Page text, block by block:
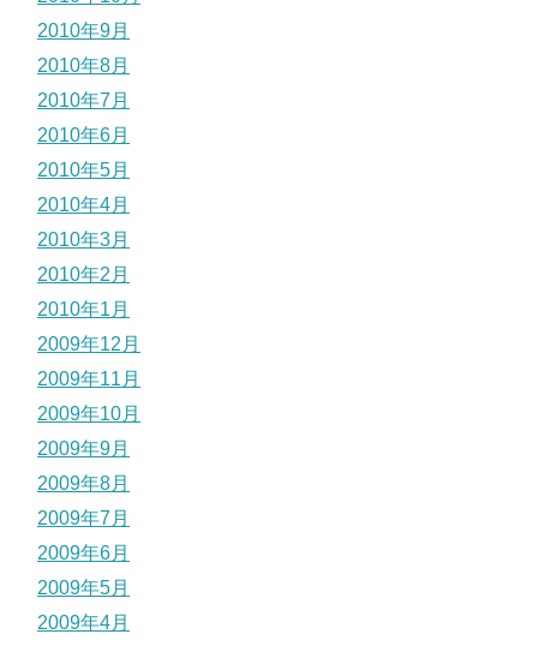
2010年9月
2010年8月
2010年7月
2010年6月
2010年5月
2010年4月
2010年3月
2010年2月
2010年1月
2009年12月
2009年11月
2009年10月
2009年9月
2009年8月
2009年7月
2009年6月
2009年5月
2009年4月